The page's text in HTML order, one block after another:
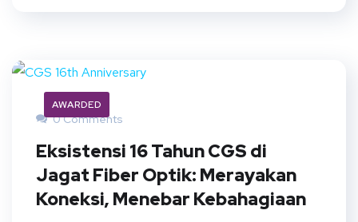
AWARDED
0 Comments
Eksistensi 16 Tahun CGS di
Jagat Fiber Optik: Merayakan
Koneksi, Menebar Kebahagiaan